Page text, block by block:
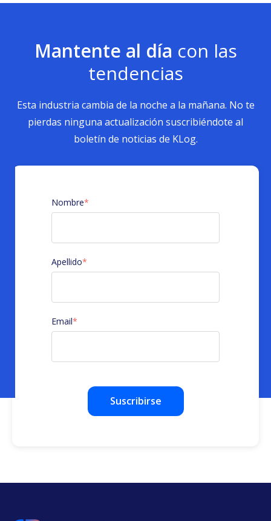
Mantente al día con las
tendencias
Esta industria cambia de la noche a la mañana. No te
pierdas ninguna actualización suscribiéndote al
boletín de noticias de KLog.
Nombre*
Apellido*
Email*